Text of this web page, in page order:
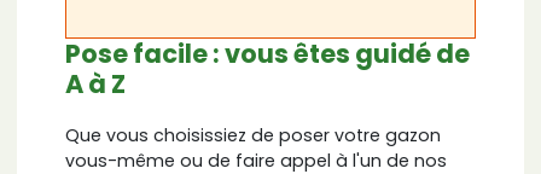
Pose facile : vous êtes guidé de
A à Z
Que vous choisissiez de poser votre gazon
vous-même ou de faire appel à l'un de nos